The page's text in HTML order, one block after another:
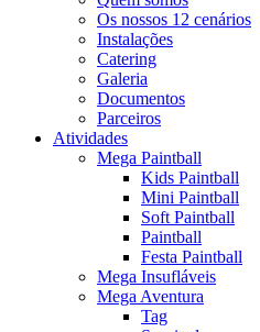
Os nossos 12 cenários
Instalações
Catering
Galeria
Documentos
Parceiros
Atividades
Mega Paintball
Kids Paintball
Mini Paintball
Soft Paintball
Paintball
Festa Paintball
Mega Insufláveis
Mega Aventura
Tag